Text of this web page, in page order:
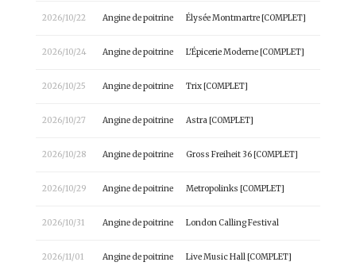
2026/10/22 Angine de poitrine Élysée Montmartre [COMPLET]
2026/10/24 Angine de poitrine L'Épicerie Moderne [COMPLET]
2026/10/25 Angine de poitrine Trix [COMPLET]
2026/10/27 Angine de poitrine Astra [COMPLET]
2026/10/28 Angine de poitrine Gross Freiheit 36 [COMPLET]
2026/10/29 Angine de poitrine Metropolinks [COMPLET]
2026/10/31 Angine de poitrine London Calling Festival
2026/11/01 Angine de poitrine Live Music Hall [COMPLET]